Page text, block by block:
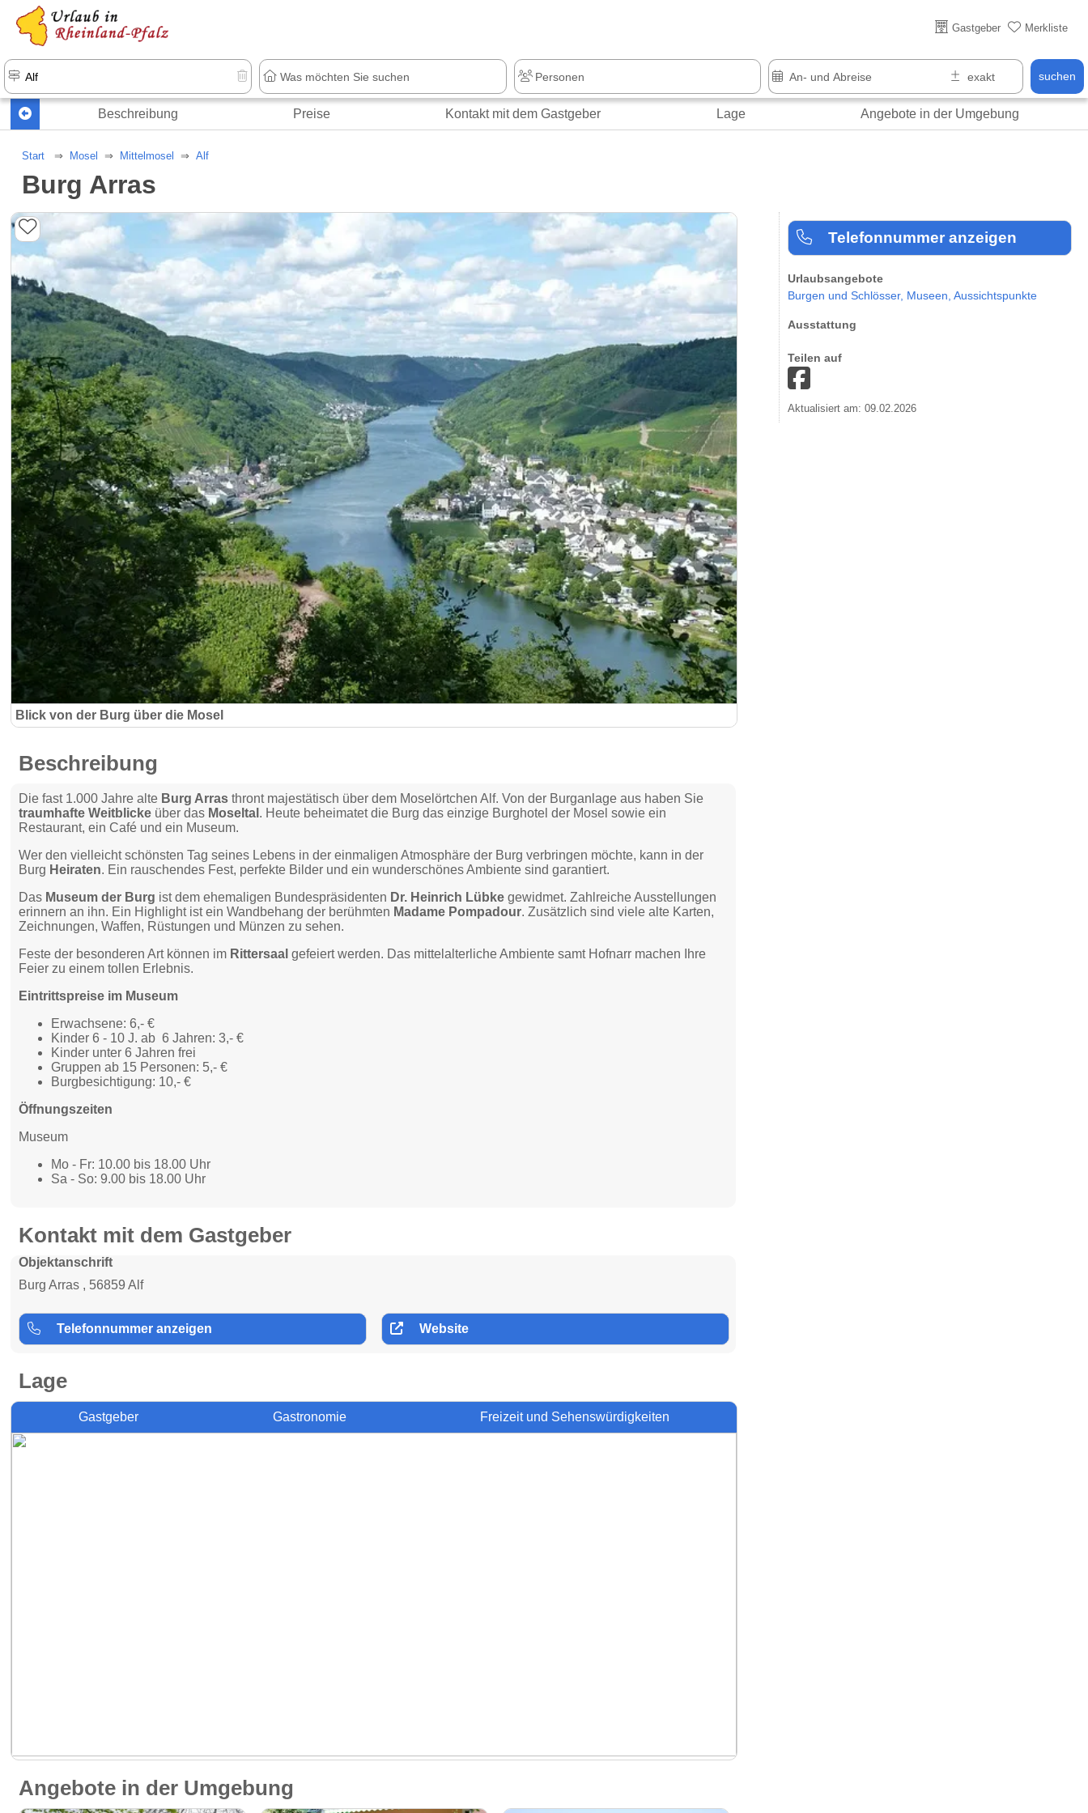
Gastgeber Merkliste
suchen
Über 25 Jahre online
Beschreibung Preise Kontakt mit dem Gastgeber Lage Angebote in der Umgebung
Start Mosel Mittelmosel Alf
Burg Arras
Blick von der Burg über die Mosel
Telefonnummer anzeigen
Urlaubsangebote
Burgen und Schlösser, Museen, Aussichtspunkte
Ausstattung
Teilen auf
Aktualisiert am: 09.02.2026
Beschreibung
Die fast 1.000 Jahre alte Burg Arras thront majestätisch über dem Moselörtchen Alf. Von der Burganlage aus haben Sie
traumhafte Weitblicke über das Moseltal . Heute beheimatet die Burg das einzige Burghotel der Mosel sowie ein
Restaurant, ein Café und ein Museum.
Wer den vielleicht schönsten Tag seines Lebens in der einmaligen Atmosphäre der Burg verbringen möchte, kann in der
Burg Heiraten. Ein rauschendes Fest, perfekte Bilder und ein wunderschönes Ambiente sind garantiert.
Das Museum der Burg ist dem ehemaligen Bundespräsidenten Dr. Heinrich Lübke gewidmet. Zahlreiche Ausstellungen
erinnern an ihn. Ein Highlight ist ein Wandbehang der berühmten Madame Pompadour. Zusätzlich sind viele alte Karten,
Zeichnungen, Waffen, Rüstungen und Münzen zu sehen.
Feste der besonderen Art können im Rittersaal gefeiert werden. Das mittelalterliche Ambiente samt Hofnarr machen Ihre
Feier zu einem tollen Erlebnis.
Eintrittspreise im Museum
Erwachsene: 6,- €
Kinder 6 - 10 J. ab 6 Jahren: 3,- €
Kinder unter 6 Jahren frei
Gruppen ab 15 Personen: 5,- €
Burgbesichtigung: 10,- €
Öffnungszeiten
Museum
Mo - Fr: 10.00 bis 18.00 Uhr
Sa - So: 9.00 bis 18.00 Uhr
Kontakt mit dem Gastgeber
Objektanschrift
Burg Arras , 56859 Alf
Telefonnummer anzeigen Website
Lage
Gastgeber Gastronomie Freizeit und Sehenswürdigkeiten
Angebote in der Umgebung